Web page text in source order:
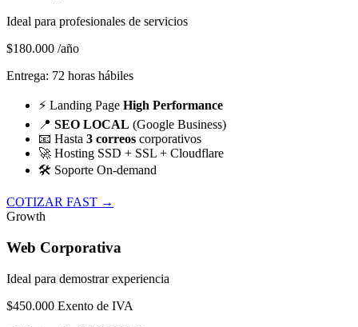
Ideal para profesionales de servicios
$180.000 /año
Entrega: 72 horas hábiles
⚡ Landing Page High Performance
📍 SEO LOCAL (Google Business)
📧 Hasta 3 correos corporativos
🚀 Hosting SSD + SSL + Cloudflare
🛠️ Soporte On-demand
COTIZAR FAST →
Growth
Web Corporativa
Ideal para demostrar experiencia
$450.000 Exento de IVA